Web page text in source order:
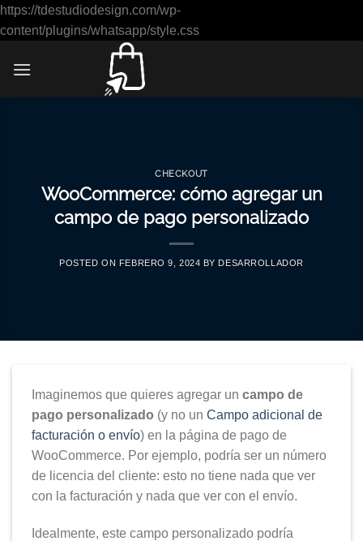
https://tdestudiodesign.com/wp-
content/plugins/whatsapp/style.cssSaltar
CHECKOUT
WooCommerce: cómo agregar un
campo de pago personalizado
POSTED ON FEBRERO 9, 2024 BY DESARROLLADOR
Imaginemos que quieres agregar un campo de
pago personalizado (y no un Campo adicional de
facturación o envío) en la página de pago de
WooCommerce. Por ejemplo, podría ser un número
de licencia del cliente: esto no tiene nada que ver
con la facturación y nada que ver con el envío.
Idealmente, este campo personalizado podría